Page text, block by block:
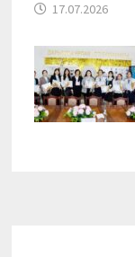
17.07.2026